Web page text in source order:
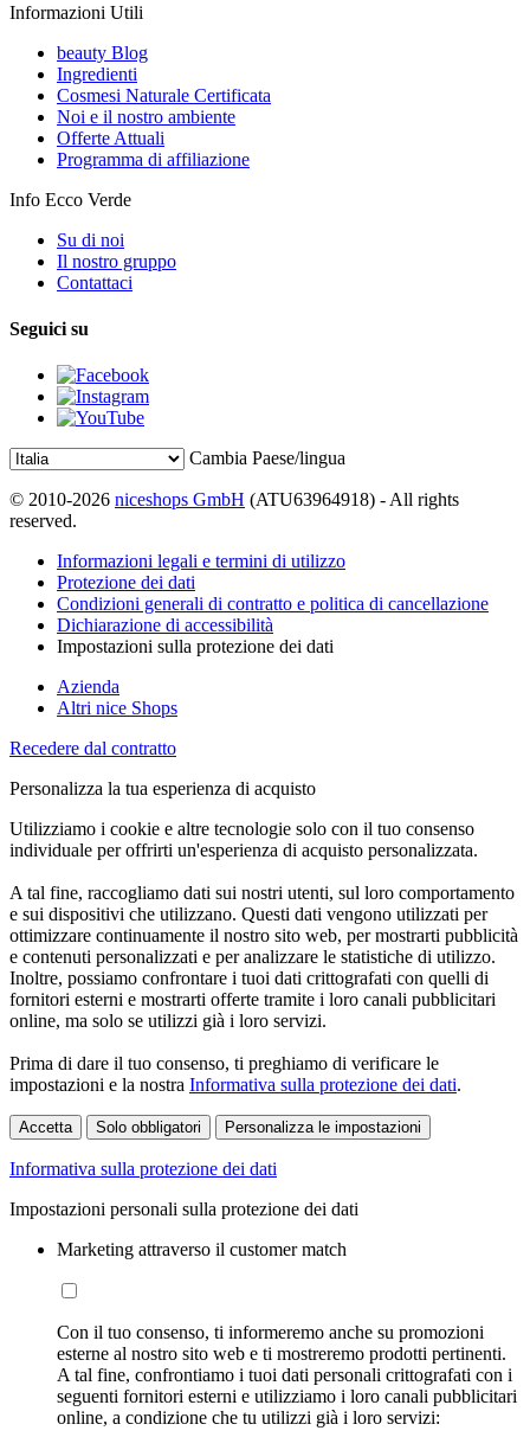
Informazioni Utili
beauty Blog
Ingredienti
Cosmesi Naturale Certificata
Noi e il nostro ambiente
Offerte Attuali
Programma di affiliazione
Info Ecco Verde
Su di noi
Il nostro gruppo
Contattaci
Seguici su
Cambia Paese/lingua
© 2010-2026 niceshops GmbH (ATU63964918) - All rights
reserved.
Informazioni legali e termini di utilizzo
Protezione dei dati
Condizioni generali di contratto e politica di cancellazione
Dichiarazione di accessibilità
Impostazioni sulla protezione dei dati
Azienda
Altri nice Shops
Recedere dal contratto
Personalizza la tua esperienza di acquisto
Utilizziamo i cookie e altre tecnologie solo con il tuo consenso
individuale per offrirti un'esperienza di acquisto personalizzata.
A tal fine, raccogliamo dati sui nostri utenti, sul loro comportamento
e sui dispositivi che utilizzano. Questi dati vengono utilizzati per
ottimizzare continuamente il nostro sito web, per mostrarti pubblicità
e contenuti personalizzati e per analizzare le statistiche di utilizzo.
Inoltre, possiamo confrontare i tuoi dati crittografati con quelli di
fornitori esterni e mostrarti offerte tramite i loro canali pubblicitari
online, ma solo se utilizzi già i loro servizi.
Prima di dare il tuo consenso, ti preghiamo di verificare le
impostazioni e la nostra Informativa sulla protezione dei dati.
Accetta Solo obbligatori Personalizza le impostazioni
Informativa sulla protezione dei dati
Impostazioni personali sulla protezione dei dati
Marketing attraverso il customer match
Con il tuo consenso, ti informeremo anche su promozioni
esterne al nostro sito web e ti mostreremo prodotti pertinenti.
A tal fine, confrontiamo i tuoi dati personali crittografati con i
seguenti fornitori esterni e utilizziamo i loro canali pubblicitari
online, a condizione che tu utilizzi già i loro servizi: